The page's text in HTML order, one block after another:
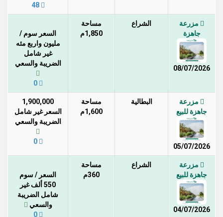
48
مزرعة
جاهزة
08/07/2026
الشراع
مساحة
1,850م
السعر سوم /
مليون واربع مئه
غير شامل
الضريبة والسعي
0
مزرعة
جاهزة للبيع
05/07/2026
البطالية
مساحة
1,600م
1,900,000
السعر غير شامل
الضريبة والسعي
0
مزرعة
جاهزة للبيع
04/07/2026
الشراع
مساحة
360م
السعر / سوم
550 ألف غير
شامل الضريبة
والسعي
0